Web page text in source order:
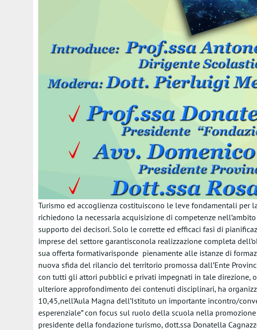
Turismo ed accoglienza costituiscono le leve fondamentali per
richiedono la necessaria acquisizione di competenze
supporto dei decisori. Solo le corrette ed efficaci fasi di
imprese del settore garantisconola realizzazione completa
sua offerta formativarisponde pienamente alle istanze di
nuova sfida del rilancio del territorio promossa dall’Ente
con tutti gli attori pubblici e privati impegnati in tale direzione,
ulteriore approfondimento dei contenuti disciplinari, ha
10,45,nell’Aula Magna dell’Istituto un importante incontro/
esperenziale” con focus sul ruolo della scuola nella
presidente della fondazione turismo, dott.ssa Donatella